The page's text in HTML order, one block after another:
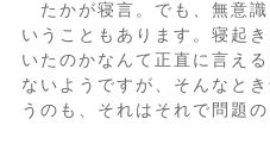
たかが寝言。でも、無意識
いうこともあります。寝起
いたのかなんて正直に言え
ないようですが、そんなと
うのも、それはそれで問題